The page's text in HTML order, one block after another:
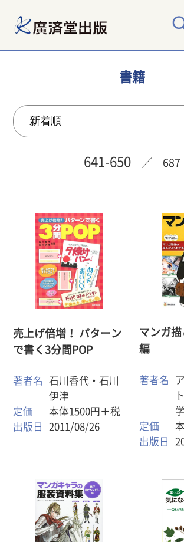
書籍
641-650 ／ 687
売上げ倍増！ パターン
で書く3分間POP
著者名
石川香代・石川
伊津
定価
本体1500円＋税
出版日
2011/08/26
マンガ
編
著者名
定価
出版日